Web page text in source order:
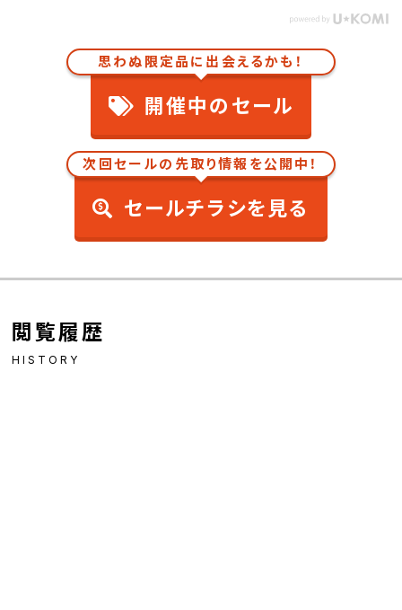
思わぬ限定品に出会えるかも！
開催中のセール
次回セールの先取り情報を公開中！
セールチラシを見る
閲覧履歴
HISTORY